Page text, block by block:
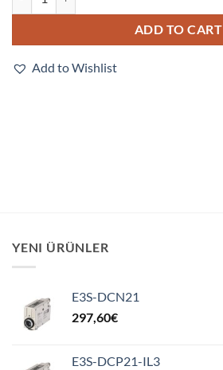
ADD TO CART
Add to Wishlist
YENI ÜRÜNLER
E3S-DCN21
297,60€
E3S-DCP21-IL3